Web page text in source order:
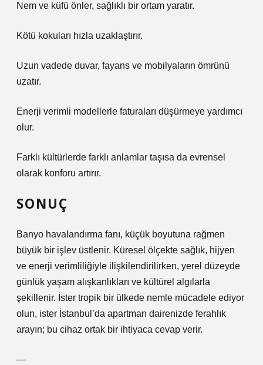
Nem ve küfü önler, sağlıklı bir ortam yaratır.
Kötü kokuları hızla uzaklaştırır.
Uzun vadede duvar, fayans ve mobilyaların ömrünü
uzatır.
Enerji verimli modellerle faturaları düşürmeye yardımcı
olur.
Farklı kültürlerde farklı anlamlar taşısa da evrensel
olarak konforu artırır.
SONUÇ
Banyo havalandırma fanı, küçük boyutuna rağmen
büyük bir işlev üstlenir. Küresel ölçekte sağlık, hijyen
ve enerji verimliliğiyle ilişkilendirilirken, yerel düzeyde
günlük yaşam alışkanlıkları ve kültürel algılarla
şekillenir. İster tropik bir ülkede nemle mücadele ediyor
olun, ister İstanbul’da apartman dairenizde ferahlık
arayın; bu cihaz ortak bir ihtiyaca cevap verir.
—